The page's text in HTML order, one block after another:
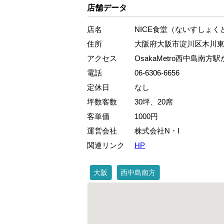
店舗データ
店名
NICE食堂（ないすしょく
住所
大阪府大阪市淀川区木川
アクセス
OsakaMetro西中島南方駅
電話
06-6306-6656
定休日
なし
坪数客数
30坪、20席
客単価
1000円
運営会社
株式会社N・I
関連リンク
HP
大阪 西中島南方